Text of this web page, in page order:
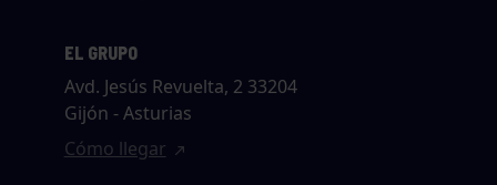
EL GRUPO
Avd. Jesús Revuelta, 2 33204
Gijón - Asturias
Cómo llegar